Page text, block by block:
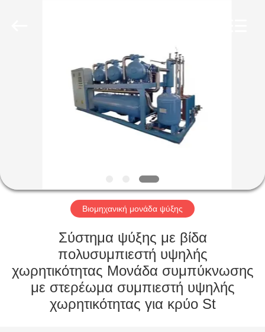
ΠΡΟΪΌΝΤΑ
ΓΎΡΟΣ
ΕΡΓΟΣΤΑΣΊΩΝ
ΠΟΙΟΤΙΚΌΣ
ΈΛΕΓΧΟΣ
Βιομηχανική μονάδα ψύξης
Σύστημα ψύξης με βίδα
πολυσυμπιεστή υψηλής
χωρητικότητας Μονάδα συμπύκνωσης
με στερέωμα συμπιεστή υψηλής
χωρητικότητας για κρύο St